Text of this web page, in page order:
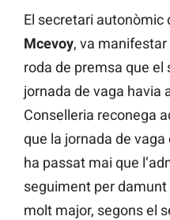
El secretari autonòmic
Mcevoy, va
roda de premsa que
jornada de vaga havia
Conselleria reconega
que la jornada de vaga
ha passat mai que
seguiment per damunt
molt major, segons el